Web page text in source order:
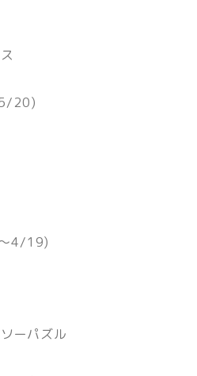
20)
4/19)
ーパズル